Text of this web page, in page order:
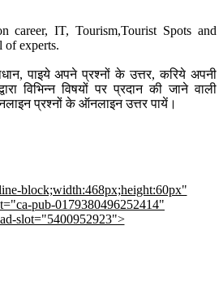
career, IT, Tourism,Tourist Spots and
of experts.
पाइये अपने प्रश्नों के उत्तर, करिये अपनी
विभिन्न विषयों पर प्रदान की जाने वाली
प्रश्नों के ऑनलाइन उत्तर पायें।
block;width:468px;height:60px"
pub-0179380496252414"
slot="5400952923">